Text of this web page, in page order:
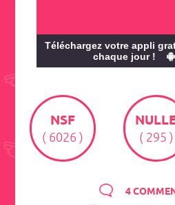
Téléchargez votre appli
chaque jour !
NSF
( 6026 ) ( 295 )
4